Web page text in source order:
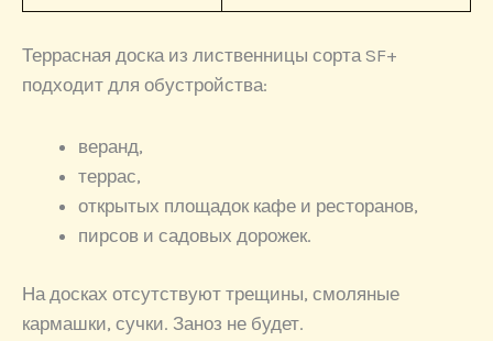
Террасная доска из лиственницы сорта SF+
подходит для обустройства:
веранд,
террас,
открытых площадок кафе и ресторанов,
пирсов и садовых дорожек.
На досках отсутствуют трещины, смоляные
кармашки, сучки. Заноз не будет.